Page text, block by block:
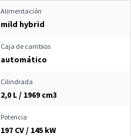
Alimentación
mild hybrid
Caja de cambios
automático
Cilindrada
2,0 L / 1969 cm3
Potencia
197 CV / 145 kW